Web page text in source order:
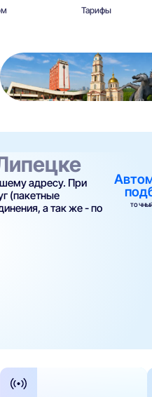
Тарифы
адресу. При
(пакетные
а так же - по